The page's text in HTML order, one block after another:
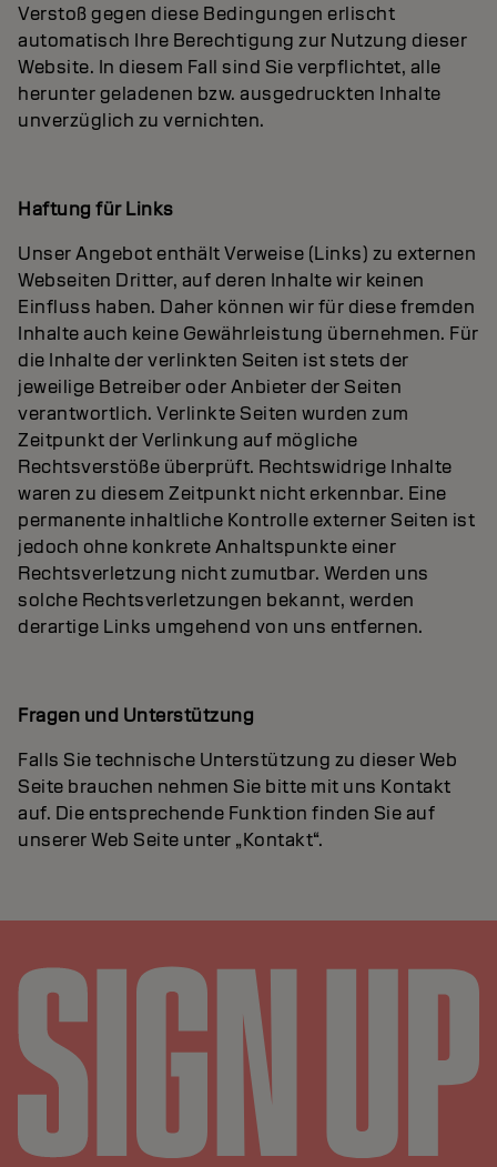
Verstoß gegen diese Bedingungen erlischt
automatisch Ihre Berechtigung zur Nutzung dieser
Website. In diesem Fall sind Sie verpflichtet, alle
herunter geladenen bzw. ausgedruckten Inhalte
unverzüglich zu vernichten.
Haftung für Links
Unser Angebot enthält Verweise (Links) zu externen
Webseiten Dritter, auf deren Inhalte wir keinen
Einfluss haben. Daher können wir für diese fremden
Inhalte auch keine Gewährleistung übernehmen. Für
die Inhalte der verlinkten Seiten ist stets der
jeweilige Betreiber oder Anbieter der Seiten
verantwortlich. Verlinkte Seiten wurden zum
Zeitpunkt der Verlinkung auf mögliche
Rechtsverstöße überprüft. Rechtswidrige Inhalte
waren zu diesem Zeitpunkt nicht erkennbar. Eine
permanente inhaltliche Kontrolle externer Seiten ist
jedoch ohne konkrete Anhaltspunkte einer
Rechtsverletzung nicht zumutbar. Werden uns
solche Rechtsverletzungen bekannt, werden
derartige Links umgehend von uns entfernen.
Fragen und Unterstützung
Falls Sie technische Unterstützung zu dieser Web
Seite brauchen nehmen Sie bitte mit uns Kontakt
auf. Die entsprechende Funktion finden Sie auf
unserer Web Seite unter „Kontakt“.